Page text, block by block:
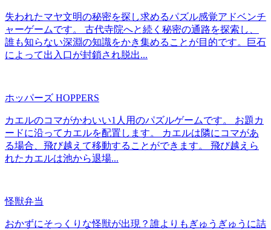
失われたマヤ文明の秘密を探し求めるパズル感覚アドベンチ
ャーゲームです。 古代寺院へと続く秘密の通路を探索し、
誰も知らない深淵の知識をかき集めることが目的です。巨石
によって出入口が封鎖され脱出...
ホッパーズ HOPPERS
カエルのコマがかわいい1人用のパズルゲームです。 お題カ
ードに沿ってカエルを配置します。 カエルは隣にコマがあ
る場合、飛び越えて移動することができます。 飛び越えら
れたカエルは池から退場...
怪獣弁当
おかずにそっくりな怪獣が出現？誰よりもぎゅうぎゅうに詰